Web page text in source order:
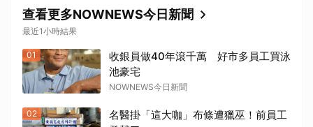
查看更多NOWNEWS今日新聞
最近1小時結果
01
收銀員做40年滾千萬 好市多員工買泳
池豪宅
NOWNEWS今日新聞
02
名醫掛「這大咖」布條遭獵巫！前員工